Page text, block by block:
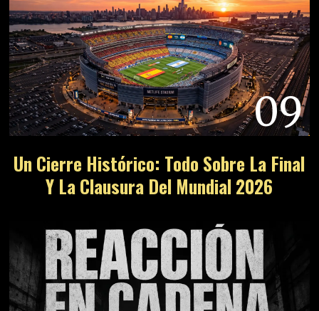
09
Un Cierre Histórico: Todo Sobre La Final
Y La Clausura Del Mundial 2026